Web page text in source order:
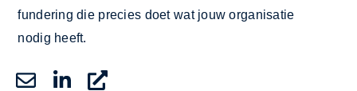
fundering die precies doet wat jouw organisatie
nodig heeft.